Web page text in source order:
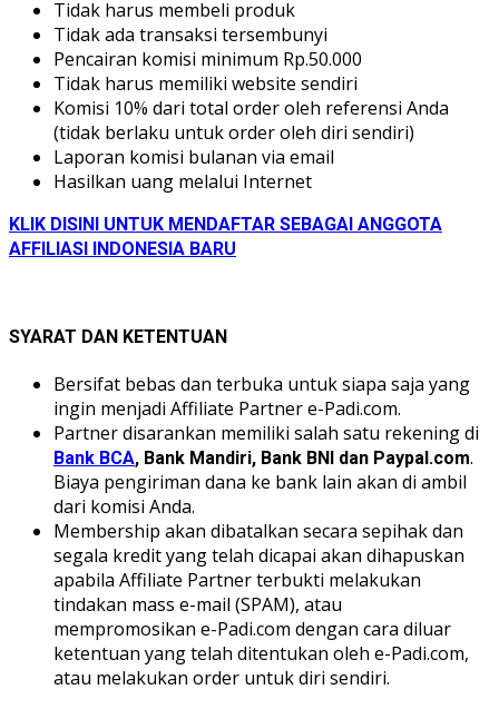
Tidak harus membeli produk
Tidak ada transaksi tersembunyi
Pencairan komisi minimum Rp.50.000
Tidak harus memiliki website sendiri
Komisi 10% dari total order oleh referensi Anda
(tidak berlaku untuk order oleh diri sendiri)
Laporan komisi bulanan via email
Hasilkan uang melalui Internet
KLIK DISINI UNTUK MENDAFTAR SEBAGAI ANGGOTA
AFFILIASI INDONESIA BARU
SYARAT DAN KETENTUAN
Bersifat bebas dan terbuka untuk siapa saja yang
ingin menjadi Affiliate Partner e-Padi.com.
Partner disarankan memiliki salah satu rekening di
Bank BCA, Bank Mandiri, Bank BNI dan Paypal.com.
Biaya pengiriman dana ke bank lain akan di ambil
dari komisi Anda.
Membership akan dibatalkan secara sepihak dan
segala kredit yang telah dicapai akan dihapuskan
apabila Affiliate Partner terbukti melakukan
tindakan mass e-mail (SPAM), atau
mempromosikan e-Padi.com dengan cara diluar
ketentuan yang telah ditentukan oleh e-Padi.com,
atau melakukan order untuk diri sendiri.